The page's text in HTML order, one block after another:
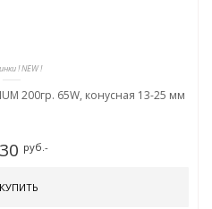
! NEW !
200гр. 65W, конусная 13-25 мм
руб.-
КУПИТЬ